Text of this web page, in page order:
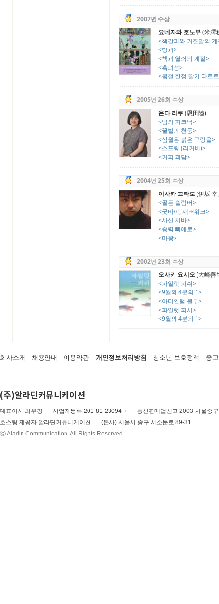
2007년 수상
요네자와 호노부(米澤
<책갈피와 거짓말의 계
<빙과>
<책과 열쇠의 계절>
<흑뢰성>
<봄철 한정 딸기 타르
2005년 26회 수상
온다 리쿠(恩田陸)
<밤의 피크닉>
<꿀벌과 천둥>
<삼월은 붉은 구렁을>
<스프링 (리커버)>
<커피 괴담>
2004년 25회 수상
이사카 고타로(伊坂
<골든 슬럼버>
<굿바이, 재버워크>
<사신 치바>
<중력 삐에로>
<마왕>
2002년 23회 수상
오사키 요시오(大崎善
<파일럿 피쉬>
<9월의 4분의 1>
<아디안텀 블루>
<파일럿 피시>
<9월의 4분의 1>
회사소개 채용안내 이용약관 개인정보처리방침 청소년 보호정책 중
(주)알라딘커뮤니케이션
대표이사 최우경 사업자등록 201-81-23094
통신판매업신고 2003-서울중
호스팅 제공자 알라딘커뮤니케이션
(본사) 서울시 중구 서소문로 89-31
ⓒ Aladin Communication. All Rights Reserved.